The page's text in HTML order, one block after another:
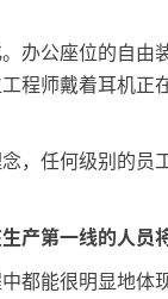
办公座位的自由
程师戴着耳机正
，任何级别的员
产第一线的人员
都能很明显地体